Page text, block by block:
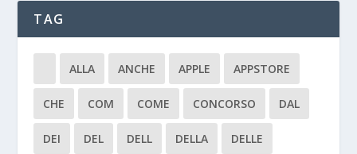
TAG
ALLA ANCHE APPLE APPSTORE
CHE COM COME CONCORSO DAL
DEI DEL DELL DELLA DELLE